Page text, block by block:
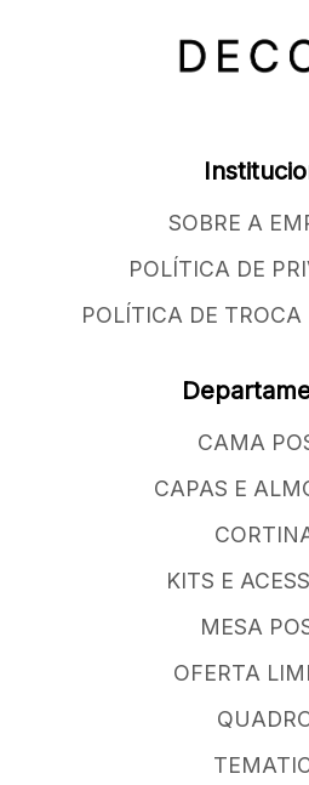
SOBRE A
POLÍTICA DE
POLÍTICA DE TROCA
CAMA
CAPAS E
KITS E
MESA
OFERTA